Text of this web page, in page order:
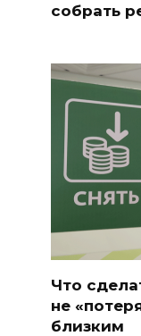
собрать
Что
не
близким